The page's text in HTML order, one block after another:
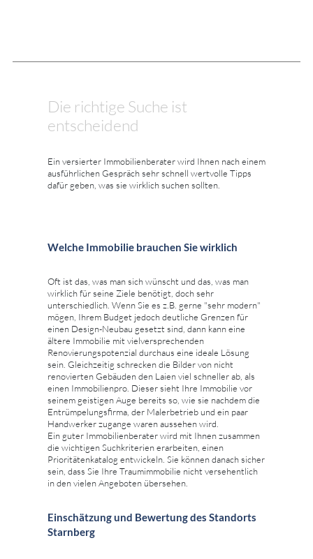
Die richtige Suche ist
entscheidend
Ein versierter Immobilienberater wird Ihnen nach einem
ausführlichen Gespräch sehr schnell wertvolle Tipps
dafür geben, was sie wirklich suchen sollten.
Welche Immobilie brauchen Sie wirklich
Oft ist das, was man sich wünscht und das, was man
wirklich für seine Ziele benötigt, doch sehr
unterschiedlich. Wenn Sie es z.B. gerne "sehr modern"
mögen, Ihrem Budget jedoch deutliche Grenzen für
einen Design-Neubau gesetzt sind, dann kann eine
ältere Immobilie mit vielversprechenden
Renovierungspotenzial durchaus eine ideale Lösung
sein. Gleichzeitig schrecken die Bilder von nicht
renovierten Gebäuden den Laien viel schneller ab, als
einen Immobilienpro. Dieser sieht Ihre Immobilie vor
seinem geistigen Auge bereits so, wie sie nachdem die
Entrümpelungsfirma, der Malerbetrieb und ein paar
Handwerker zugange waren aussehen wird.
Ein guter Immobilienberater wird mit Ihnen zusammen
die wichtigen Suchkriterien erarbeiten, einen
Prioritätenkatalog entwickeln. Sie können danach sicher
sein, dass Sie Ihre Traumimmobilie nicht versehentlich
in den vielen Angeboten übersehen.
Einschätzung und Bewertung des Standorts
Starnberg